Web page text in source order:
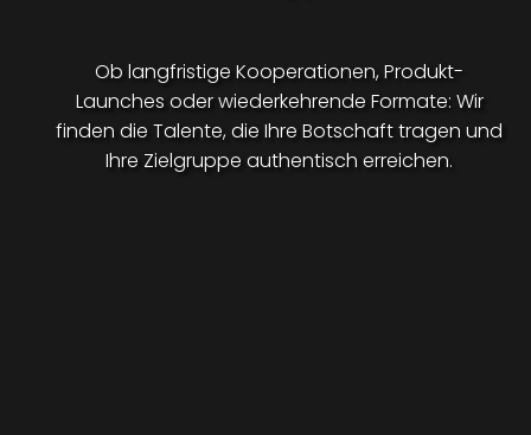
Ob langfristige Kooperationen, Produkt-
Launches oder wiederkehrende Formate: Wir
finden die Talente, die Ihre Botschaft tragen und
Ihre Zielgruppe authentisch erreichen.